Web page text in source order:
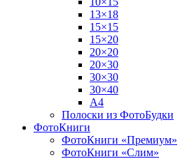
13×18
15×15
15×20
20×20
20×30
30×30
30×40
A4
Полоски из ФотоБудки
ФотоКниги
ФотоКниги «Премиум»
ФотоКниги «Слим»